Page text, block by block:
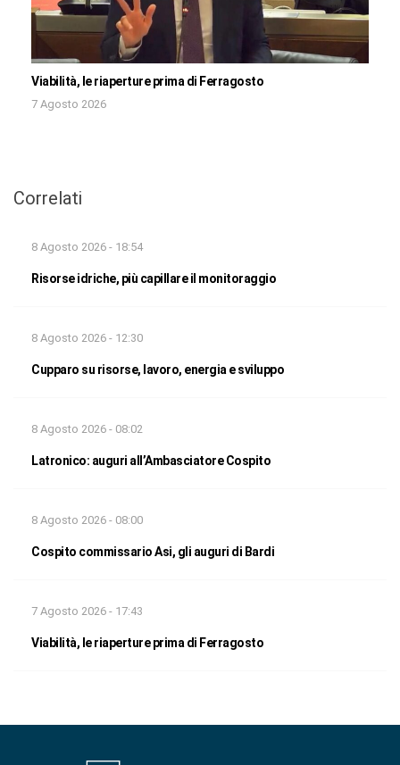
Viabilità, le riaperture prima di Ferragosto
7 Agosto 2026
Correlati
8 Agosto 2026 - 18:54
Risorse idriche, più capillare il monitoraggio
8 Agosto 2026 - 12:30
Cupparo su risorse, lavoro, energia e sviluppo
8 Agosto 2026 - 08:02
Latronico: auguri all’Ambasciatore Cospito
8 Agosto 2026 - 08:00
Cospito commissario Asi, gli auguri di Bardi
7 Agosto 2026 - 17:43
Viabilità, le riaperture prima di Ferragosto